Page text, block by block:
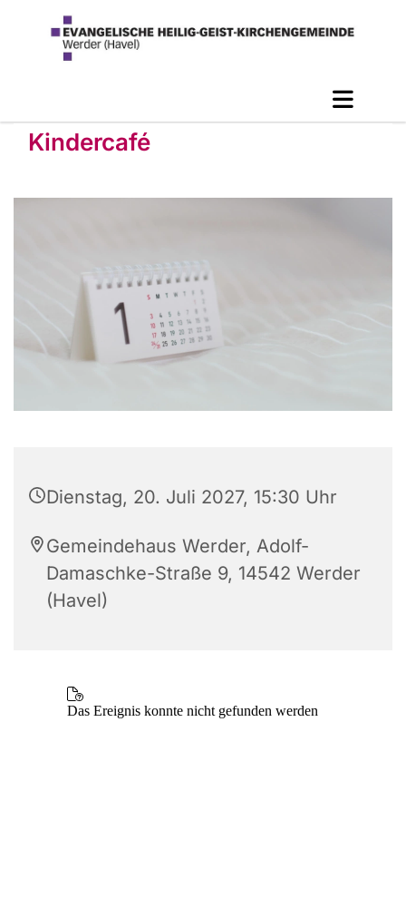
Kindercafé
Dienstag, 20. Juli 2027, 15:30 Uhr
Gemeindehaus Werder, Adolf-
Damaschke-Straße 9, 14542 Werder
(Havel)